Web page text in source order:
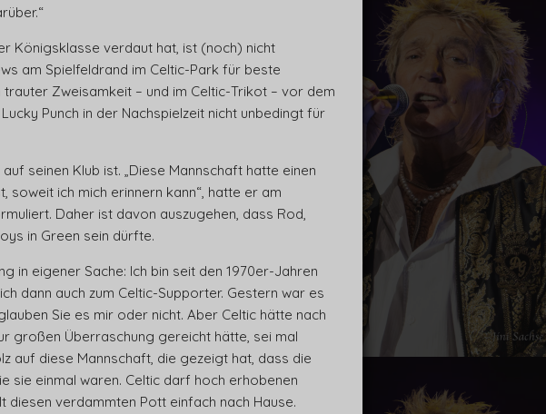
Königsklasse verdaut hat, ist (noch) nicht
am Spielfeldrand im Celtic-Park für beste
Zweisamkeit – und im Celtic-Trikot – vor dem
Punch in der Nachspielzeit nicht unbedingt für
seinen Klub ist. „Diese Mannschaft hatte einen
soweit ich mich erinnern kann“, hatte er am
Daher ist davon auszugehen, dass Rod,
in Green sein dürfte.
in eigener Sache: Ich bin seit den 1970er-Jahren
dann auch zum Celtic-Supporter. Gestern war es
Sie es mir oder nicht. Aber Celtic hätte nach
großen Überraschung gereicht hätte, sei mal
auf diese Mannschaft, die gezeigt hat, dass die
sie einmal waren. Celtic darf hoch erhobenen
verdammten Pott einfach nach Hause.